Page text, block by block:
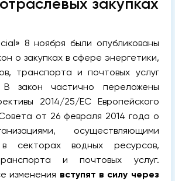
закупках
8 ноября были опубликованы
о закупках в сфере энергетики,
транспорта и почтовых услуг
закон частично переложены
2014/25/ЕС Европейского
от 26 февраля 2014 года о
осуществляющими
в секторах водных ресурсов,
и почтовых услуг.
изменения вступят в силу через